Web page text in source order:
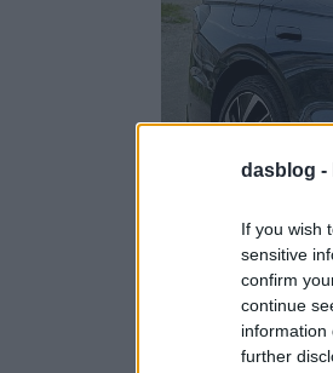
dasblog -
If you wish
sensitive
confirm
continue
information
further
Az 1,5-ös
BMW i5 , a Porsche